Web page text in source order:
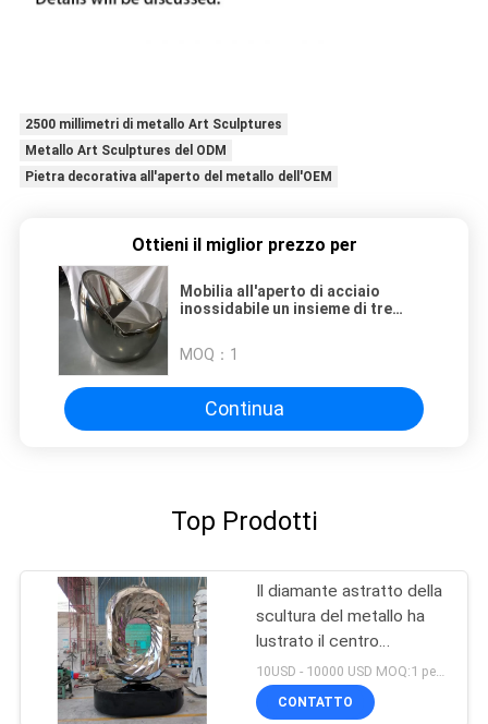
2500 millimetri di metallo Art Sculptures
Metallo Art Sculptures del ODM
Pietra decorativa all'aperto del metallo dell'OEM
Ottieni il miglior prezzo per
Mobilia all'aperto di acciaio
inossidabile un insieme di tre
tavolino da salotto elettrolitico
MOQ： 1
Continua
Top Prodotti
Il diamante astratto della
scultura del metallo ha
lustrato il centro
espositivo del patio
decorato con i mestieri
di acciaio inossidabile
CONTATTO